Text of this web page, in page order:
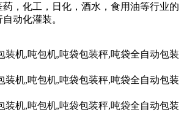
药，化工，日化，酒水，食用油等行业的
动化灌装。